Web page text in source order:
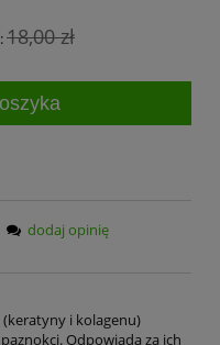
18,00 zł
dodaj opinię
(keratyny i kolagenu)
Odpowiada za ich